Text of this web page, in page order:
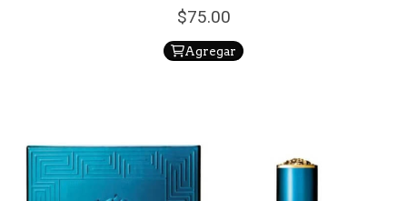
75.00
Agregar